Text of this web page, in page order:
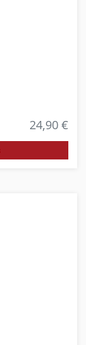
24,90 €